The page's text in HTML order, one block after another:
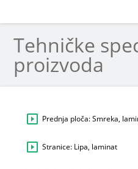
Tehničke
proizvoda
Prednja ploča: Smreka,
Stranice: Lipa, laminat